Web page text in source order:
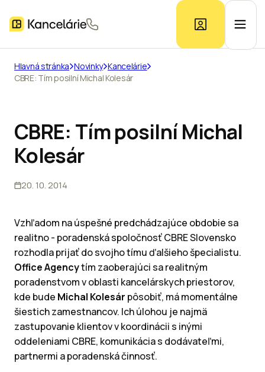
Prieskum trhu
Hlavná stránka Novinky Kancelárie
CBRE: Tím posilní Michal Kolesár
CBRE: Tím posilní Michal
Kolesár
20. 10. 2014
Vzhľadom na úspešné predchádzajúce obdobie sa
realitno - poradenská spoločnosť CBRE Slovensko
rozhodla prijať do svojho tímu ďalšieho špecialistu.
Office Agencytím zaoberajúci sa realitným
poradenstvom v oblasti kancelárskych priestorov,
kde bude Michal Kolesár pôsobiť, má momentálne
šiestich zamestnancov. Ich úlohou je najmä
zastupovanie klientov v koordinácii s inými
oddeleniami CBRE, komunikácia s dodávateľmi,
partnermi a poradenská činnosť.